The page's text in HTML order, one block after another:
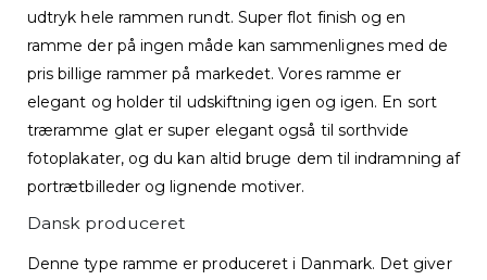
udtryk hele rammen rundt. Super flot finish og en
ramme der på ingen måde kan sammenlignes med de
pris billige rammer på markedet. Vores ramme er
elegant og holder til udskiftning igen og igen. En sort
træramme glat er super elegant også til sorthvide
fotoplakater, og du kan altid bruge dem til indramning af
portrætbilleder og lignende motiver.
Dansk produceret
Denne type ramme er produceret i Danmark. Det giver